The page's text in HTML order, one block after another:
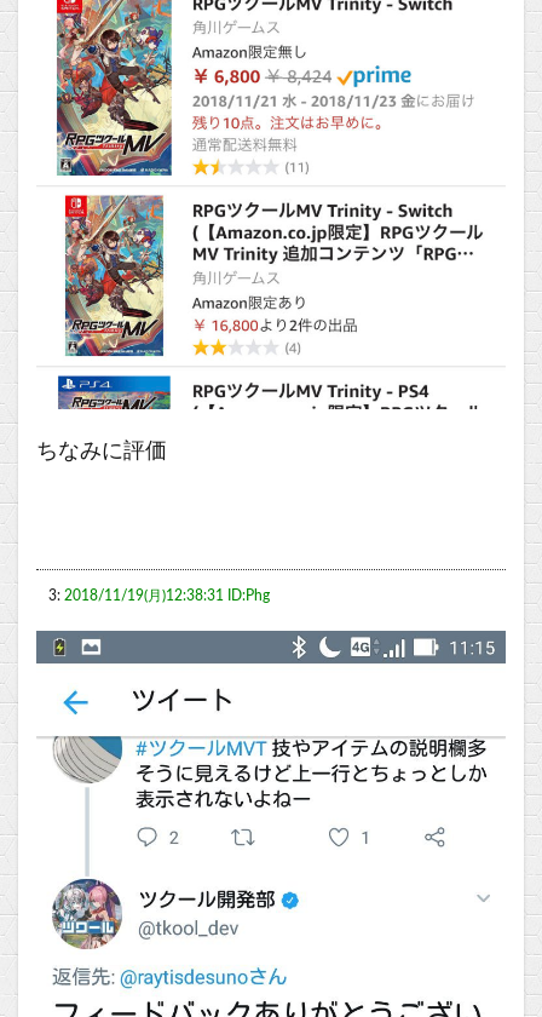
ちなみに評価
3: 2018/11/19(月)12:38:31 ID:Phg